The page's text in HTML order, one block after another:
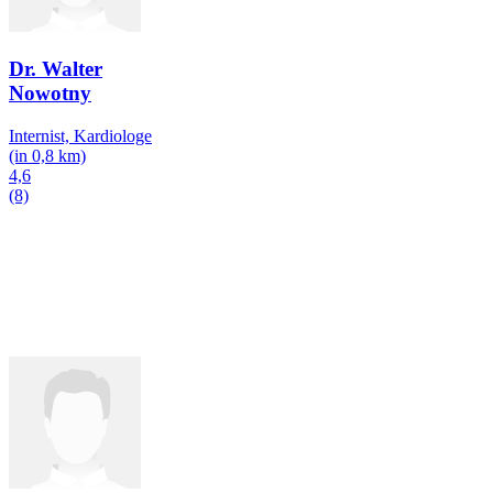
Dr. Walter
Nowotny
Internist, Kardiologe
(in 0,8 km)
4,6
(8)